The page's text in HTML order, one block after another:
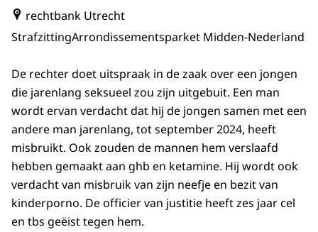
rechtbank Utrecht
StrafzittingArrondissementsparket Midden-Nederland
De rechter doet uitspraak in de zaak over een jongen
die jarenlang seksueel zou zijn uitgebuit. Een man
wordt ervan verdacht dat hij de jongen samen met een
andere man jarenlang, tot september 2024, heeft
misbruikt. Ook zouden de mannen hem verslaafd
hebben gemaakt aan ghb en ketamine. Hij wordt ook
verdacht van misbruik van zijn neefje en bezit van
kinderporno. De officier van justitie heeft zes jaar cel
en tbs geëist tegen hem.